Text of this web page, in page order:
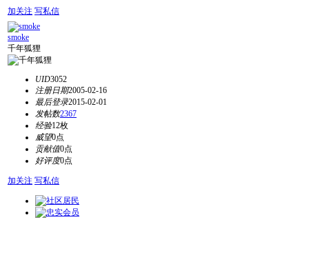
加关注 写私信
smoke
千年狐狸
UID3052
注册日期2005-02-16
最后登录2015-02-01
发帖数2367
经验12枚
威望0点
贡献值0点
好评度0点
加关注 写私信